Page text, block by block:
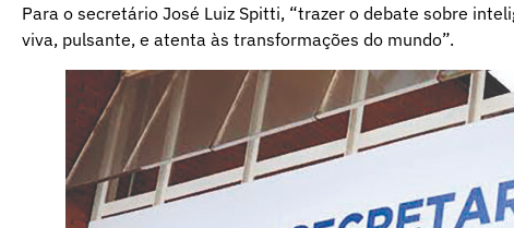
Para o secretário José Luiz Spitti, “trazer o debate sobre
viva, pulsante, e atenta às transformações do mundo”.